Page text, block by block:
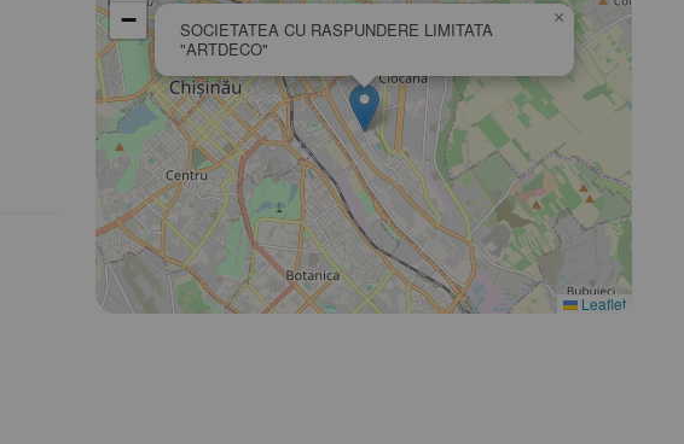
SOCIETATEA CU RASPUNDERE LIMITATA
"ARTDECO"
×
−
Leaflet